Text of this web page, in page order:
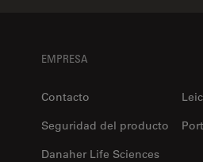
haz de iones
de STELLARIS
EMPRESA
Contacto
Seguridad del producto
Danaher Life Sciences